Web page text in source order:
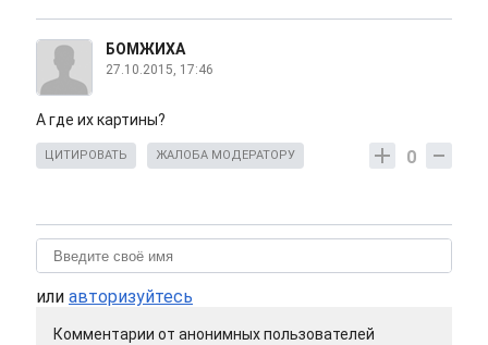
БОМЖИХА
27.10.2015, 17:46
А где их картины?
0
ЦИТИРОВАТЬ ЖАЛОБА МОДЕРАТОРУ
или авторизуйтесь
Комментарии от анонимных пользователей